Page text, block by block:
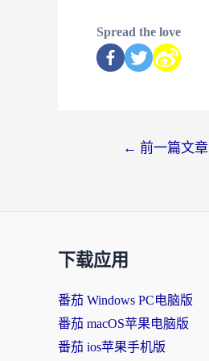
Spread the love
← 前一篇文章
下载应用
番茄 Windows PC电脑版
番茄 macOS苹果电脑版
番茄 ios苹果手机版